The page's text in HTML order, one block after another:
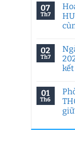
kỷ
AI:
biệt
của
Ý
Việt
bình
luận
ở
Ngày
làm
2026:
7
năm
Việt
kết
nối
đam
nghề
07
Th7
bình
luận
ở
Hoạt
tại
Tour
cùng
02
Th7
kết
bình
luận
ở
Ngày
Gia
Việt
01
Th6
có